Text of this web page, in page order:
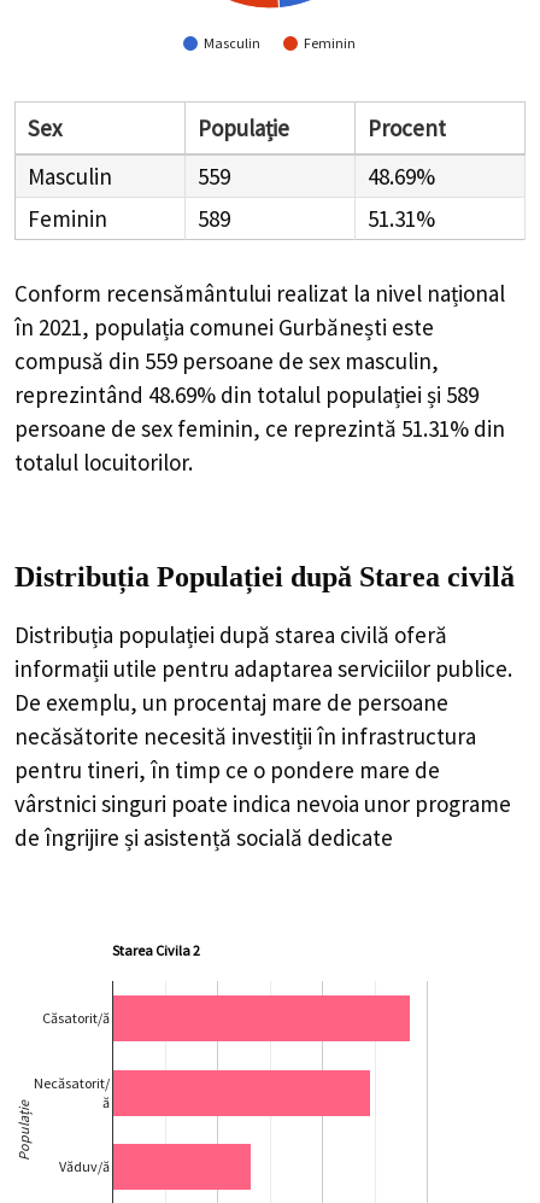
Masculin Feminin
Sex Populație
Procent
Masculin
559
48.69%
Feminin
589 51.31%
Conform recensământului realizat la nivel național
în 2021, populația comunei Gurbănești este
compusă din 559 persoane de sex masculin,
reprezintând 48.69% din totalul populației și 589
persoane de sex feminin, ce reprezintă 51.31% din
totalul locuitorilor.
Distribuția Populației după Starea civilă
Distribuția populației după starea civilă oferă
informații utile pentru adaptarea serviciilor publice.
De exemplu, un procentaj mare de persoane
necăsătorite necesită investiții în infrastructura
pentru tineri, în timp ce o pondere mare de
vârstnici singuri poate indica nevoia unor programe
de îngrijire și asistență socială dedicate
Starea Civila 2
Căsatorit/ă
Necăsatorit/
ă
Văduv/ă
Populație